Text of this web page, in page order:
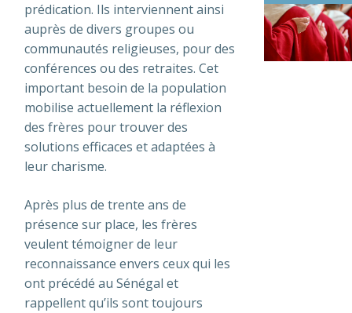
prédication. Ils interviennent ainsi
auprès de divers groupes ou
communautés religieuses, pour des
conférences ou des retraites. Cet
important besoin de la population
mobilise actuellement la réflexion
des frères pour trouver des
solutions efficaces et adaptées à
leur charisme.
Après plus de trente ans de
présence sur place, les frères
veulent témoigner de leur
reconnaissance envers ceux qui les
ont précédé au Sénégal et
rappellent qu’ils sont toujours